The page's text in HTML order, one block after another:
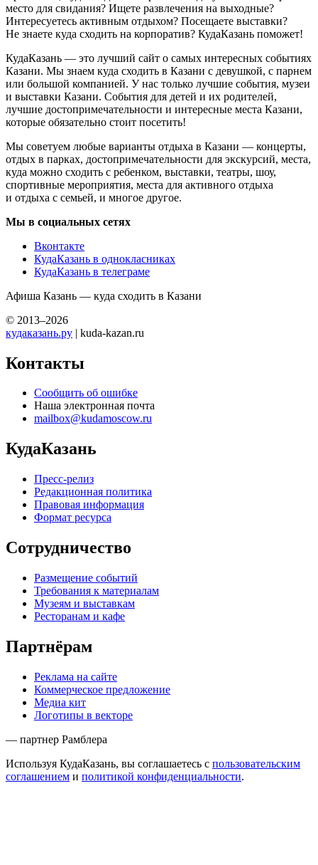
место для свидания? Ищете развлечения на выходные?
Интересуетесь активным отдыхом? Посещаете выставки?
Не знаете куда сходить на корпоратив? КудаКазань поможет!
КудаКазань — это лучший сайт о самых интересных событиях
Казани. Мы знаем куда сходить в Казани с девушкой, с парнем
или большой компанией. У нас только лучшие события, музеи
и выставки Казани. События для детей и их родителей,
лучшие достопримечательности и интересные места Казани,
которые обязательно стоит посетить!
Мы советуем любые варианты отдыха в Казани — концерты,
отдых в парках, достопримечательности для экскурсий, места,
куда можно сходить с ребенком, выставки, театры, шоу,
спортивные мероприятия, места для активного отдыха
и отдыха с семьей, и многое другое.
Мы в социальных сетях
Вконтакте
КудаКазань в однокласниках
КудаКазань в телеграме
Афиша Казань — куда сходить в Казани
© 2013–2026
кудаказань.ру | kuda-kazan.ru
Контакты
Сообщить об ошибке
Наша электронная почта
mailbox@kudamoscow.ru
КудаКазань
Пресс-релиз
Редакционная политика
Правовая информация
Формат ресурса
Сотрудничество
Размещение событий
Требования к материалам
Музеям и выставкам
Ресторанам и кафе
Партнёрам
Реклама на сайте
Коммерческое предложение
Медиа кит
Логотипы в векторе
— партнер Рамблера
Используя КудаКазань, вы соглашаетесь с пользовательским
соглашением и политикой конфиденциальности.